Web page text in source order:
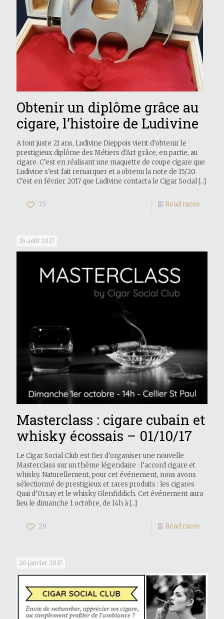
Obtenir un diplôme grâce au
cigare, l’histoire de Ludivine
A tout juste 21 ans, Ludivine Dieppois vient d’obtenir le
prestigieux diplôme des Métiers d’Art grâce, en partie, au
cigare. C’est en réalisant une maquette de coupe cigare que
Ludivine s’est fait remarquer et a obtenu la note de 15/20.
C’est en février 2017 que Ludivine contacta le Cigar Social[…]
75 Read more
25 août 2017
Masterclass : cigare cubain et
whisky écossais – 01/10/17
Le Cigar Social Club est fier d’organiser une nouvelle
Masterclass sur un thème légendaire : l’accord cigare et
whisky. Naturellement, pour cet événement, nous avons
sélectionné de prestigieux et rares produits : les cigares
Quai d’Orsay et le whisky Glenfiddich. Cet événement aura
lieu le dimanche 1 octobre, de 14h à […]
29 Read more
20 janvier 2017